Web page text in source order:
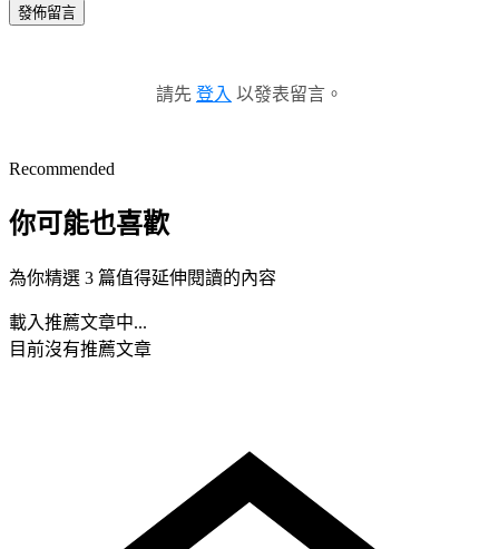
發佈留言
請先 登入 以發表留言。
Recommended
你可能也喜歡
為你精選 3 篇值得延伸閱讀的內容
載入推薦文章中...
目前沒有推薦文章